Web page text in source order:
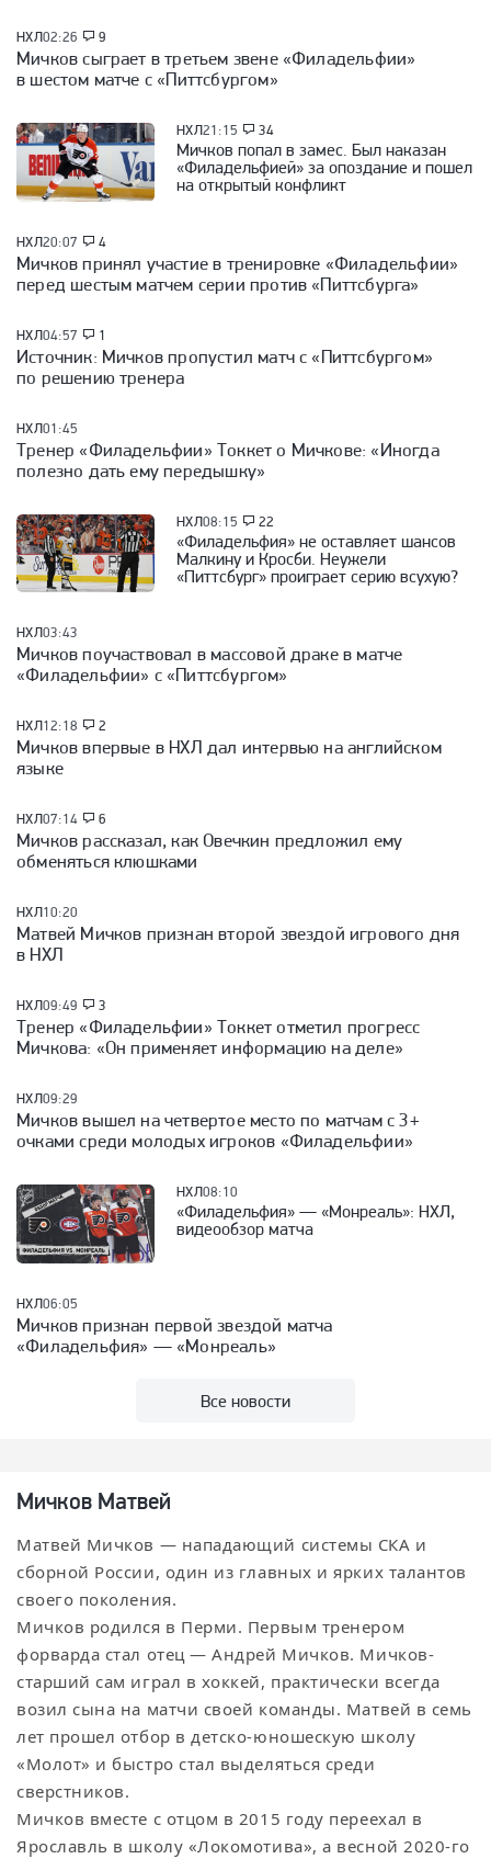
НХЛ02:26 9
Мичков сыграет в третьем звене «Филадельфии»
в шестом матче с «Питтсбургом»
НХЛ21:15 34
Мичков попал в замес. Был наказан
«Филадельфией» за опоздание и пошел
на открытый конфликт
НХЛ20:07 4
Мичков принял участие в тренировке «Филадельфии»
перед шестым матчем серии против «Питтсбурга»
НХЛ04:57 1
Источник: Мичков пропустил матч с «Питтсбургом»
по решению тренера
НХЛ01:45
Тренер «Филадельфии» Токкет о Мичкове: «Иногда
полезно дать ему передышку»
НХЛ08:15 22
«Филадельфия» не оставляет шансов
Малкину и Кросби. Неужели
«Питтсбург» проиграет серию всухую?
НХЛ03:43
Мичков поучаствовал в массовой драке в матче
«Филадельфии» с «Питтсбургом»
НХЛ12:18 2
Мичков впервые в НХЛ дал интервью на английском
языке
НХЛ07:14 6
Мичков рассказал, как Овечкин предложил ему
обменяться клюшками
НХЛ10:20
Матвей Мичков признан второй звездой игрового дня
в НХЛ
НХЛ09:49 3
Тренер «Филадельфии» Токкет отметил прогресс
Мичкова: «Он применяет информацию на деле»
НХЛ09:29
Мичков вышел на четвертое место по матчам с 3+
очками среди молодых игроков «Филадельфии»
НХЛ08:10
«Филадельфия» — «Монреаль»: НХЛ,
видеообзор матча
НХЛ06:05
Мичков признан первой звездой матча
«Филадельфия» — «Монреаль»
Все новости
Мичков Матвей
Матвей Мичков — нападающий системы СКА и
сборной России, один из главных и ярких талантов
своего поколения.
Мичков родился в Перми. Первым тренером
форварда стал отец — Андрей Мичков. Мичков-
старший сам играл в хоккей, практически всегда
возил сына на матчи своей команды. Матвей в семь
лет прошел отбор в детско-юношескую школу
«Молот» и быстро стал выделяться среди
сверстников.
Мичков вместе с отцом в 2015 году переехал в
Ярославль в школу «Локомотива», а весной 2020-го